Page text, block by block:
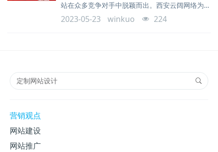
站在众多竞争对手中脱颖而出。西安云阔网络为您
提供专业的网站建设服务和定制设计方案。
2023-05-23 winkuo 224
营销观点
网站建设
网站推广